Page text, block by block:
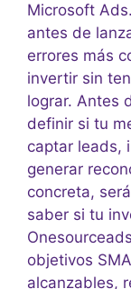
Microsoft
antes de
errores más
invertir sin
lograr. Antes
definir si tu
captar leads,
generar
concreta,
saber si tu
objetivos
alcanzables,